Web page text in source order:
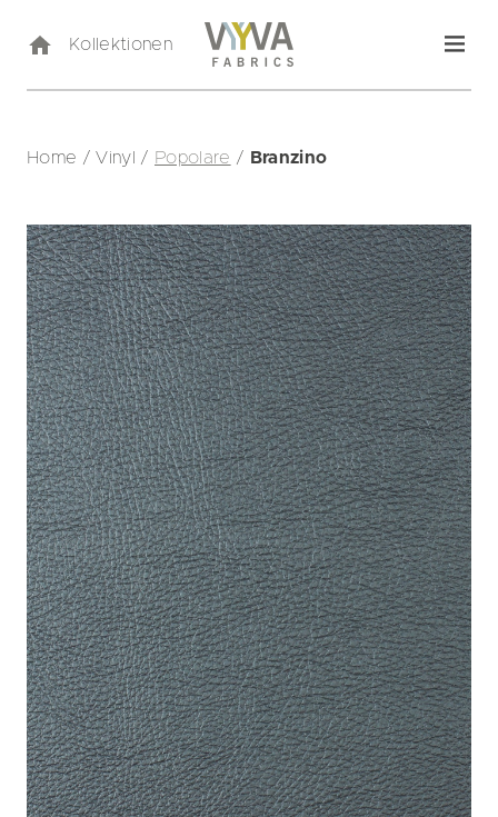
Kollektionen
Home /Vinyl / Popolare / Branzino